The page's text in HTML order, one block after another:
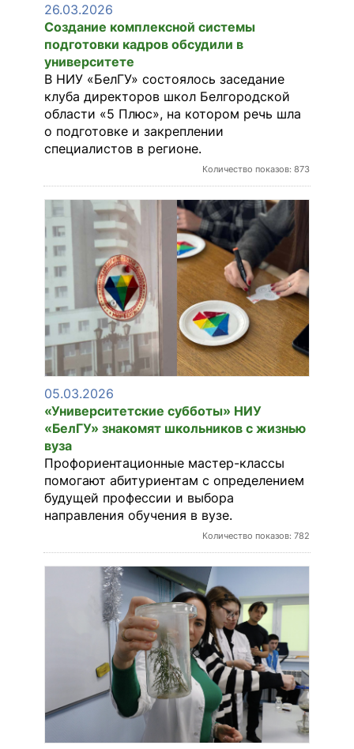
26.03.2026
Создание комплексной системы
подготовки кадров обсудили в
университете
В НИУ «БелГУ» состоялось заседание
клуба директоров школ Белгородской
области «5 Плюс», на котором речь шла
о подготовке и закреплении
специалистов в регионе.
Количество показов: 873
05.03.2026
«Университетские субботы» НИУ
«БелГУ» знакомят школьников с жизнью
вуза
Профориентационные мастер-классы
помогают абитуриентам с определением
будущей профессии и выбора
направления обучения в вузе.
Количество показов: 782